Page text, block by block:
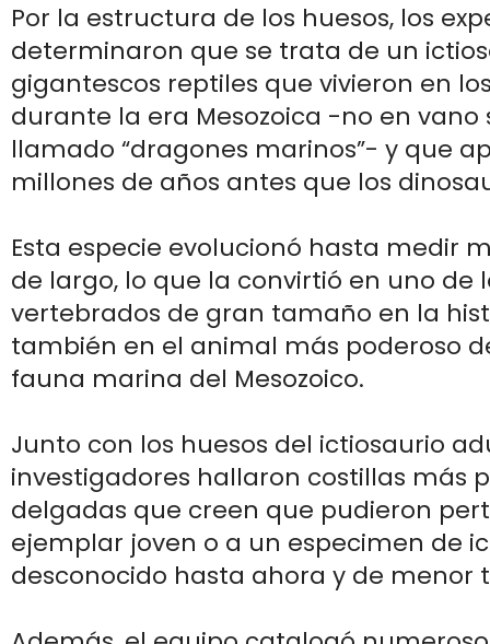
Por la estructura de los huesos, los
determinaron que se trata de un
gigantescos reptiles que vivieron en
durante la era Mesozoica -no en vano
llamado “dragones marinos”- y que
millones de años antes que los
Esta especie evolucionó hasta medir
de largo, lo que la convirtió en uno de
vertebrados de gran tamaño en la
también en el animal más poderoso
fauna marina del Mesozoico.
Junto con los huesos del ictiosaurio
investigadores hallaron costillas más
delgadas que creen que pudieron
ejemplar joven o a un especimen de
desconocido hasta ahora y de menor